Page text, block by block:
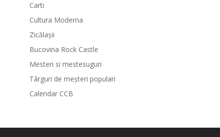
Carti
Cultura Moderna
Zicălașii
Bucovina Rock Castle
Mesteri si mestesuguri
Târguri de meșteri populari
Calendar CCB